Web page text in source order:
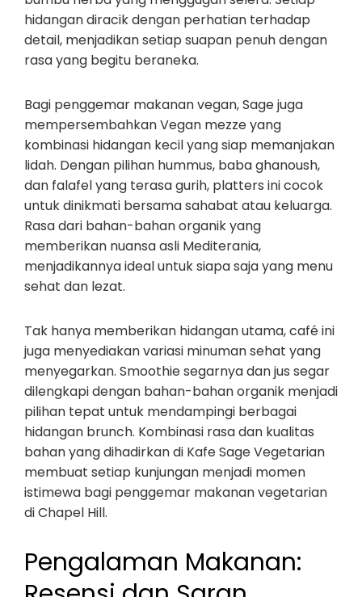
hidangan diracik dengan perhatian terhadap
detail, menjadikan setiap suapan penuh dengan
rasa yang begitu beraneka.
Bagi penggemar makanan vegan, Sage juga
mempersembahkan Vegan mezze yang
kombinasi hidangan kecil yang siap memanjakan
lidah. Dengan pilihan hummus, baba ghanoush,
dan falafel yang terasa gurih, platters ini cocok
untuk dinikmati bersama sahabat atau keluarga.
Rasa dari bahan-bahan organik yang
memberikan nuansa asli Mediterania,
menjadikannya ideal untuk siapa saja yang menu
sehat dan lezat.
Tak hanya memberikan hidangan utama, café ini
juga menyediakan variasi minuman sehat yang
menyegarkan. Smoothie segarnya dan jus segar
dilengkapi dengan bahan-bahan organik menjadi
pilihan tepat untuk mendampingi berbagai
hidangan brunch. Kombinasi rasa dan kualitas
bahan yang dihadirkan di Kafe Sage Vegetarian
membuat setiap kunjungan menjadi momen
istimewa bagi penggemar makanan vegetarian
di Chapel Hill.
Pengalaman Makanan: